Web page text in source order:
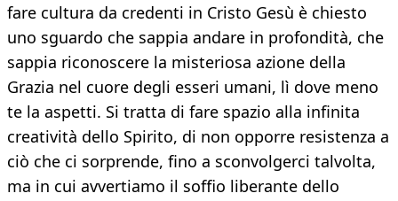
fare cultura da credenti in Cristo Gesù è chiesto
uno sguardo che sappia andare in profondità, che
sappia riconoscere la misteriosa azione della
Grazia nel cuore degli esseri umani, lì dove meno
te la aspetti. Si tratta di fare spazio alla infinita
creatività dello Spirito, di non opporre resistenza a
ciò che ci sorprende, fino a sconvolgerci talvolta,
ma in cui avvertiamo il soffio liberante dello